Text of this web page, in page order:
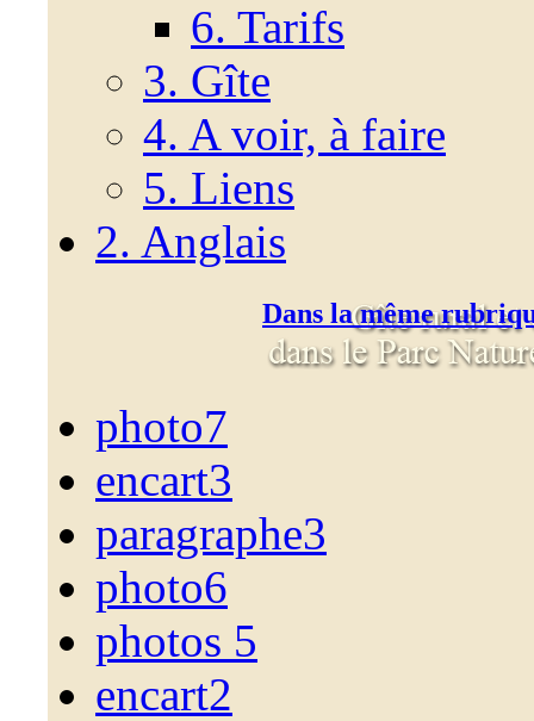
6. Tarifs
3. Gîte
4. A voir, à faire
5. Liens
2. Anglais
Dans la même
photo7
encart3
paragraphe3
photo6
photos 5
encart2